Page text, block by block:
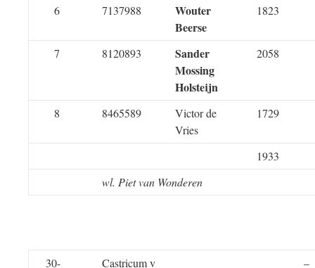
6 7137988
Wouter
Beerse
1823
7 8120893
Sander
Mossing
Holsteijn
2058
8 8465589
Victor de
Vries
1729
1933
wl. Piet van Wonderen
30- Castricum v –